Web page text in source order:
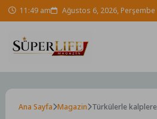
Skip 11:49 am Ağustos 6, 2026, Perşembe
Ana Sayfa Magazin Türkülerle